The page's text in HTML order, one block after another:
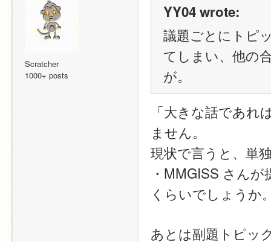
Scratcher
1000+ posts
YY04 wrote:
議題ごとにトピ
てしまい、他の
が。
「大きな話であ
ません。
現状で言うと、単
・MMGISS さん
くらいでしょうか
あとは副題トピッ